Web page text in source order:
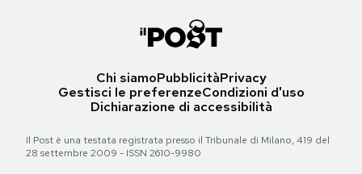
Chi siamoPubblicitàPrivacy
Gestisci le preferenzeCondizioni d'uso
Dichiarazione di accessibilità
Il Post è una testata registrata presso il Tribunale di Milano, 419 del
28 settembre 2009 - ISSN 2610-9980